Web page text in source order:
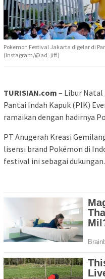
Pokemon Festival Jakarta digelar di
(Instagram/@ad_jiff)
TURISIAN.com – Libur Natal
Pantai Indah Kapuk (PIK)
ramaikan dengan hadirnya
PT Anugerah Kreasi
lisensi brand Pokémon di
festival ini sebagai dukungan.